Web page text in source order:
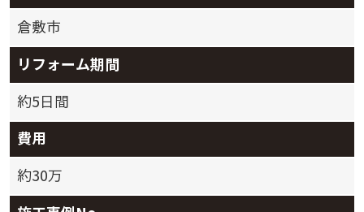
倉敷市
リフォーム期間
約5日間
費用
約30万